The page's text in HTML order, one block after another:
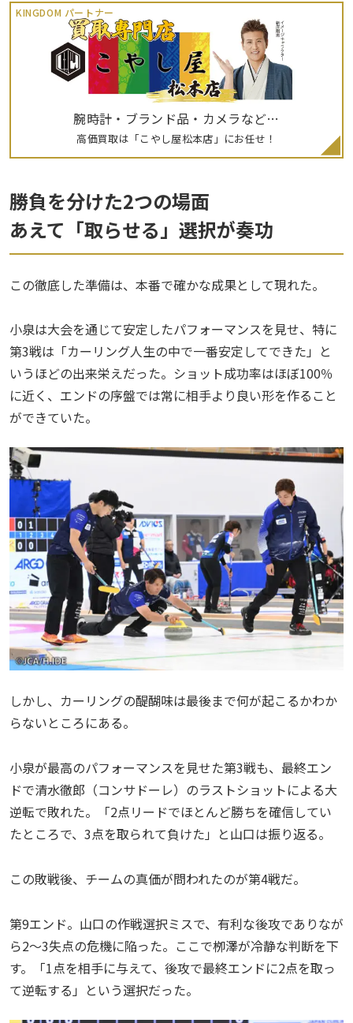
KINGDOM パートナー
腕時計・ブランド品・カメラなど…
高価買取は「こやし屋松本店」にお任せ！
勝負を分けた2つの場面
あえて「取らせる」選択が奏功
この徹底した準備は、本番で確かな成果として現れた。
小泉は大会を通じて安定したパフォーマンスを見せ、特に
第3戦は「カーリング人生の中で一番安定してできた」と
いうほどの出来栄えだった。ショット成功率はほぼ100％
に近く、エンドの序盤では常に相手より良い形を作ること
ができていた。
しかし、カーリングの醍醐味は最後まで何が起こるかわか
らないところにある。
小泉が最高のパフォーマンスを見せた第3戦も、最終エン
ドで清水徹郎（コンサドーレ）のラストショットによる大
逆転で敗れた。「2点リードでほとんど勝ちを確信してい
たところで、3点を取られて負けた」と山口は振り返る。
この敗戦後、チームの真価が問われたのが第4戦だ。
第9エンド。山口の作戦選択ミスで、有利な後攻でありなが
ら2〜3失点の危機に陥った。ここで栁澤が冷静な判断を下
す。「1点を相手に与えて、後攻で最終エンドに2点を取っ
て逆転する」という選択だった。